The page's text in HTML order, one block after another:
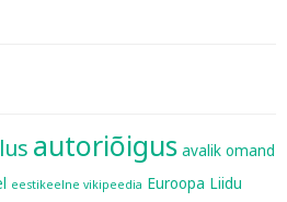
autoriõigus avalik omand
eestikeelne vikipeedia Euroopa Liidu